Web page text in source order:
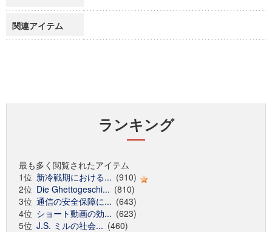
関連アイテム
ランキング
最も多く閲覧されたアイテム
1位 新冷戦期における... (910)
2位 Die Ghettogeschi... (810)
3位 通信の安全保障に... (643)
4位 ショート動画の効... (623)
5位 J.S. ミルの社会... (460)